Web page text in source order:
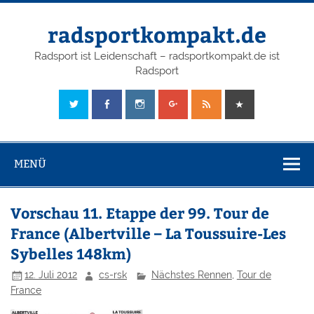
radsportkompakt.de
Radsport ist Leidenschaft – radsportkompakt.de ist
Radsport
MENÜ
Vorschau 11. Etappe der 99. Tour de
France (Albertville – La Toussuire-Les
Sybelles 148km)
12. Juli 2012 cs-rsk Nächstes Rennen, Tour de
France